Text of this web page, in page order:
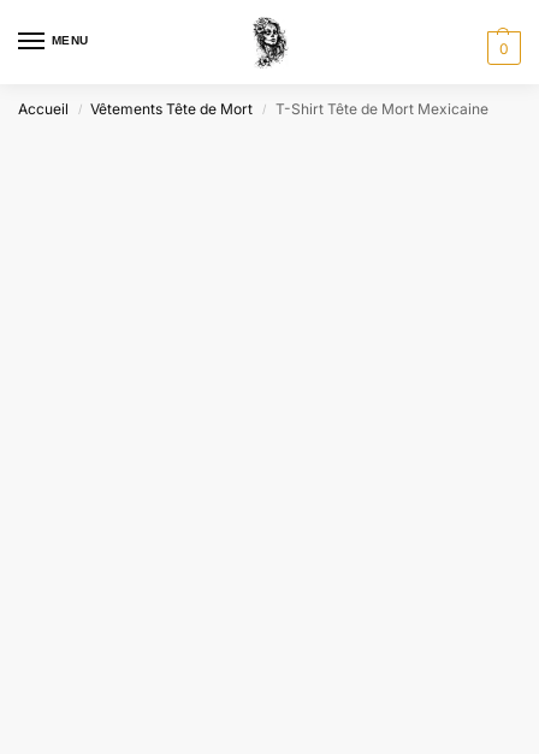
MENU 0
Accueil / Vêtements Tête de Mort / T-Shirt Tête de Mort Mexicaine